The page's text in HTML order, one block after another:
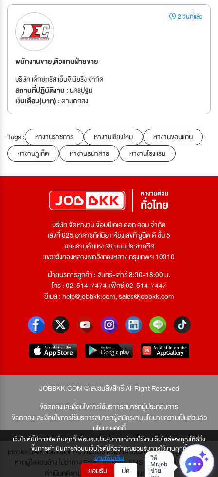
เว็บไซต์นี้มีการจัดเก็บคุกกี้เพื่อมอบประสบการณ์การใช้งานเว็บไซต์ของคุณให้ดียิ่ง
ขึ้นการดำเนินการต่อบนเว็บไซต์นี้ถือว่าคุณยอมรับการใช้งานคุกกี้
อ่านเพิ่มเติม
ยอมรับ ปิด
2 วันที่แล้ว
พนักงานขาย,ตัวแทนฝ่ายขาย
บริษัท เด็กซ์ทรัส เอ็นจิเนียริ่ง จำกัด
สถานที่ปฏิบัติงาน :นครปฐม
เงินเดือน(บาท) :ตามตกลง
Tags : หางานราชการ หางานเชียงใหม่
หางานขอนแก่น
หางานภูเก็ต
หางานธนาคาร หางานโรงแรม
บริษัท จัดหางาน จ๊อบบีเคเค ดอท คอม จำกัด
เลขที่ 625 อาคารทัศนียา ห้องเลขที่ ยูนิต ดี ชั้น 5
ซอยรามคำแหง 39 ถนนประชาอุทิศ
แขวงวังทองหลางเขตวังทองหลาง กรุงเทพฯ 10310
ฝ่ายบริการลูกค้า : จันทร์-เสาร์ 8:30-18:00 น.
โทร : 02-514-7474 แฟ็กซ์ 02-514-7447
อีเมล :help@jobbkk.com,sales@jobbkk.com
JOBBKK.COM © สงวนลิขสิทธิ์ All Right Reserved
ข้อตกลงและเงื่อนไขการใช้บริการสมาชิกผู้ประกอบการ
ข้อตกลงและเงื่อนไขการใช้บริการสมาชิกผู้สมัครงานนโยบายความเป็นส่วนตัว
นโยบายคุกกี้
jobbkk มีเพียงเว็บเดียวเท่านั้น ไม่มีเว็บเครือข่าย โปรดอย่าหลงเชื่อผู้แอบอ้าง และ
หากผู้ใดแอบอ้าง ไม่ว่าทาง Email, โทรศัพท์, SMS หรือทางใดก็ตาม จะถูก
ดำเนินคดีตามที่กฎหมายบัญญัติไว้สูงสุด